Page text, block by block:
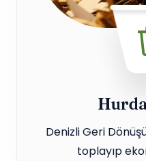
Denizli Geri
toplayıp